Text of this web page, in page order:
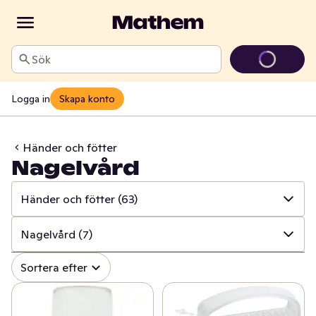
Sök
Logga in Skapa konto
Händer och fötter
Nagelvård
Händer och fötter (63)
✓ Alla (846)
✓ Mun och tänder
Sår, bett och stick
Nagelvård (7)
✓ Alla (63)
Handvård
Sortera efter